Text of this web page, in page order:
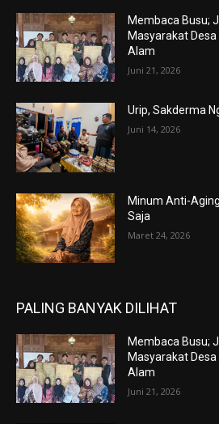
Membaca Busu;
Masyarakat
Alam
Juni 21, 2026
Urip, Sakderma
Juni 14, 2026
Minum Anti-
Saja
Maret 24, 2026
PALING BANYAK DILIHAT
Membaca Busu;
Masyarakat
Alam
Juni 21, 2026